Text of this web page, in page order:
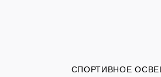
СПОРТИВНОЕ